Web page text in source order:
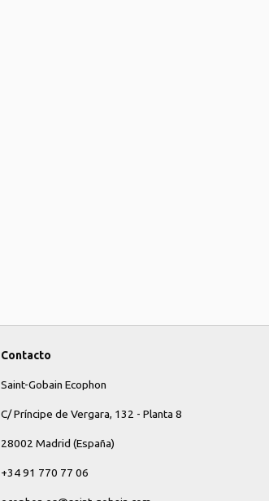
Contacto
Saint-Gobain Ecophon
C/ Príncipe de Vergara, 132 - Planta 8
28002 Madrid (España)
+34 91 770 77 06